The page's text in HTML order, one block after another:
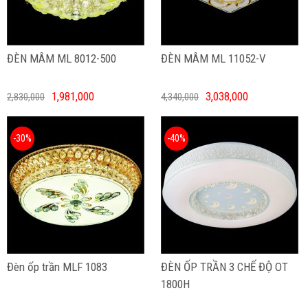
ĐÈN MÂM ML 8012-500
2,830,000 1,981,000
ĐÈN MÂM ML 11052-V
4,340,000 3,038,000
Đèn ốp trần MLF 1083
-30%
ĐÈN ỐP TRẦN 3 CHẾ ĐỘ OT
1800H
-40%